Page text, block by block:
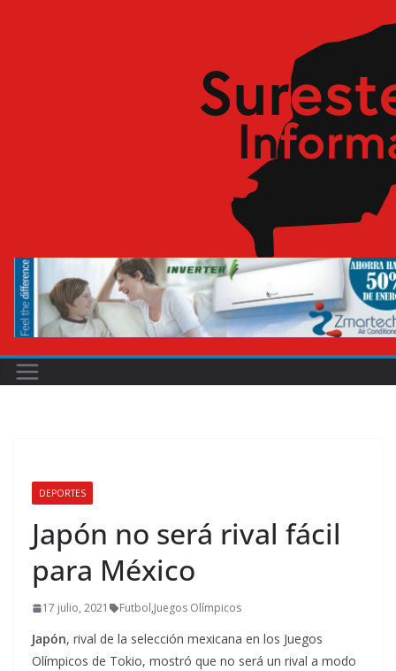
DEPORTES
Japón no será rival fácil
para México
17 julio, 2021 Futbol,Juegos Olímpicos
Japón, rival de la selección mexicana en los Juegos
Olímpicos de Tokio, mostró que no será un rival a modo